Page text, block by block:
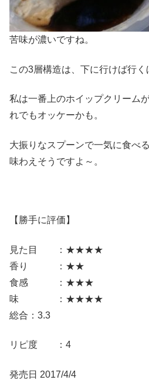
苦味が濃いですね。
この3層構造は、下に行けば行く
私は一番上のホイップクリーム
れでもオッケーかも。
大振りなスプーンで一気に食べ
味わえそうですよ～。
【勝手に評価】
見た目 ：★★★★
香り ：★★
食感 ：★★★
味 ：★★★★
総合：3.3
リピ度 ：4
発売日 2017/4/4